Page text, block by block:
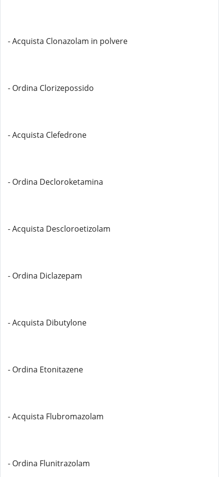
- Acquista Clonazolam in polvere
- Ordina Clorizepossido
- Acquista Clefedrone
- Ordina Decloroketamina
- Acquista Descloroetizolam
- Ordina Diclazepam
- Acquista Dibutylone
- Ordina Etonitazene
- Acquista Flubromazolam
- Ordina Flunitrazolam